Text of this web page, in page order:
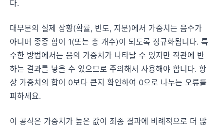
다.
대부분의 실제 상황(확률, 빈도, 지분)에서 가중치는 음수가
아니며 종종 합이 1(또는 총 개수)이 되도록 정규화됩니다. 특
수한 방법에서는 음의 가중치가 나타날 수 있지만 직관에 반
하는 결과를 낳을 수 있으므로 주의해서 사용해야 합니다. 항
상 가중치의 합이 0보다 큰지 확인하여 0으로 나누는 오류를
피하세요.
이 공식은 가중치가 높은 값이 최종 결과에 비례적으로 더 많